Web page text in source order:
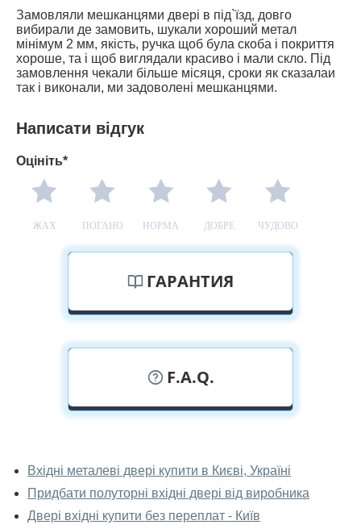
Замовляли мешканцями двері в під`їзд, довго
вибирали де замовить, шукали хороший метал
мінімум 2 мм, якість, ручка щоб була скоба і покриття
хороше, та і щоб виглядали красиво і мали скло. Під
замовлення чекали більше місяця, сроки як сказалаи
так і виконали, ми задоволені мешканцями.
Написати відгук
Оцініть*
ЖАХ ПОГАНО НОРМА ДОБРЕ ЧУДОВО
ГАРАНТИЯ
F.A.Q.
наживо?
Так, можна подивитися двері вхідні у нашому
фірмовому салоні-магазині.
Вхідні металеві двері купити в Києві, Україні
Придбати полуторні вхідні двері від виробника
Двері вхідні купити без переплат - Київ